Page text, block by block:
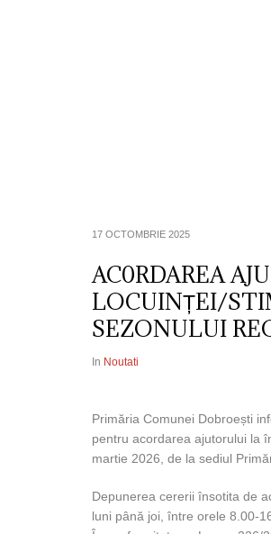
17 OCTOMBRIE 2025
AC0RDAREA
LOCUINȚEI/
SEZONULUI
In Noutati
Primăria Comunei Dobroești
pentru acordarea ajutorului la
martie 2026, de la sediul
Depunerea cererii însotita de
luni până joi, între orele 8.00-